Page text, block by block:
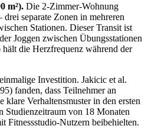
m²). Die 2-Zimmer-Wohnung
separate Zonen in mehreren
Stationen. Dieser Transit ist
Joggen zwischen Übungsstationen
die Herzfrequenz während der
Investition. Jakicic et al.
fanden, dass Teilnehmer an
Verhaltensmuster in den ersten
Studienzeitraum von 18 Monaten
Fitnessstudio-Nutzern beibehielten.